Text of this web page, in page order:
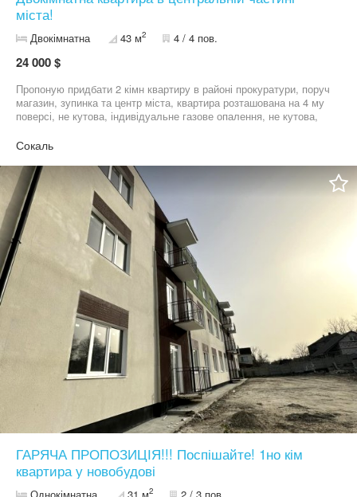
міста!
Двокімнатна 43 м2 4 / 4 пов.
24 000 $
Пропоную придбати 2 кімн квартиру в районі прокуратури, поруч
магазин, зупинка та центр міста, квартира розташована на 4 му
поверсі, не кутова, індивідуальне газове опалення, не кутова,
Сокаль
ГАРЯЧА ПРОПОЗИЦІЯ!!! Поспішайте! 1но кім
квартира у новобудові
2